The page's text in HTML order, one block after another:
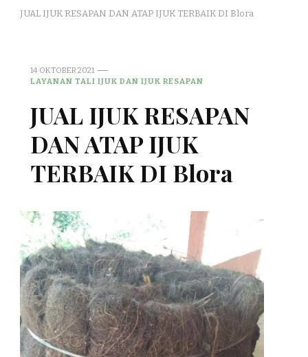
JUAL IJUK RESAPAN DAN ATAP IJUK TERBAIK DI Blora
14 OKTOBER 2021
LAYANAN TALI IJUK DAN IJUK RESAPAN
JUAL IJUK RESAPAN
DAN ATAP IJUK
TERBAIK DI Blora